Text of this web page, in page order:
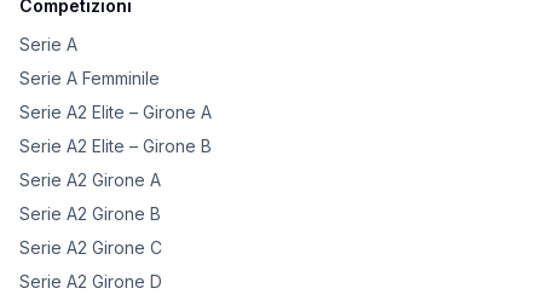
Competizioni
Serie A
Serie A Femminile
Serie A2 Elite – Girone A
Serie A2 Elite – Girone B
Serie A2 Girone A
Serie A2 Girone B
Serie A2 Girone C
Serie A2 Girone D